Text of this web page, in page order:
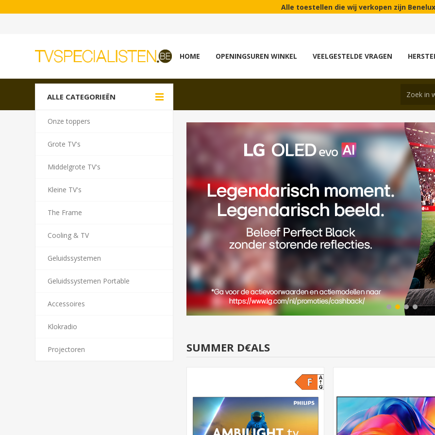
Alle toestellen die wij verkopen zijn Benelux modellen! | In
HOME OPENINGSUREN WINKEL VEELGESTELDE VRAGEN
ALLE CATEGORIEËN
Onze toppers
Grote TV's
Middelgrote TV's
Kleine TV's
The Frame
Cooling & TV
Geluidssystemen
Geluidssystemen Portable
Accessoires
Klokradio
Projectoren SUMMER D€ALS